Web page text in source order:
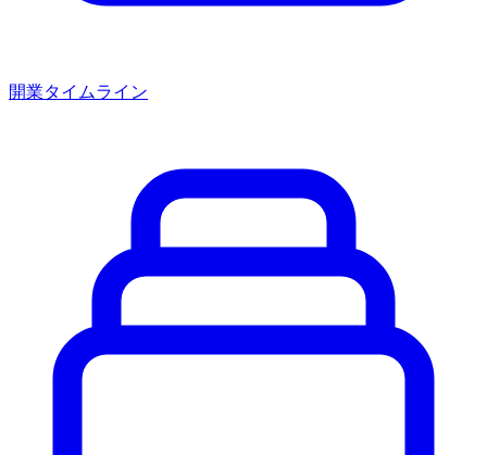
開業タイムライン